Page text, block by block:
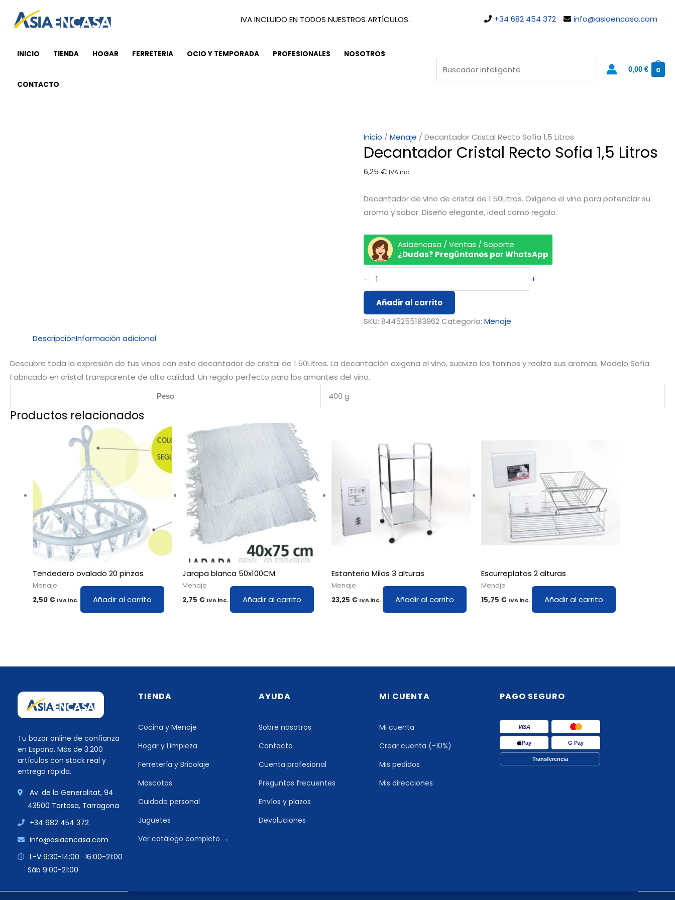
IVA INCLUIDO EN TODOS NUESTROS ARTÍCULOS. +34 682 454 372 info@asiaencasa.com
INICIO TIENDA HOGAR FERRETERIA OCIO Y TEMPORADA PROFESIONALES NOSOTROS
CONTACTO
0,00 € 0
Inicio /Menaje / Decantador Cristal Recto Sofia 1,5 Litros
Decantador Cristal Recto Sofia 1,5 Litros
6,25€ IVA inc.
Decantador de vino de cristal de 1.50Litros. Oxigena el vino para potenciar su
aroma y sabor. Diseño elegante, ideal como regalo.
Asiaencasa / Ventas / Soporte
¿Dudas? Pregúntanos por WhatsApp
-
Decantador
Cristal
Sofia
Litros
cantidad
+
Añadir al carrito
SKU:8445255183962Categoría:Menaje
DescripciónInformación adicional
Descubre toda la expresión de tus vinos con este decantador de cristal de 1.50Litros. La decantación oxigena el vino, suaviza los taninos y realza sus aromas. Modelo Sofia.
Fabricado en cristal transparente de alta calidad. Un regalo perfecto para los amantes del vino.
Peso 400 g
Productos relacionados
Tendedero ovalado 20 pinzas
Menaje
2,50 € IVA inc. Añadir al carrito
Jarapa blanca 50x100CM
Menaje
2,75 € IVA inc. Añadir al carrito
Estanteria Milos 3 alturas
Menaje
23,25 € IVA inc. Añadir al carrito
Escurreplatos 2 alturas
Menaje
15,75 € IVA inc. Añadir al carrito
Tu bazar online de confianza
en España. Más de 3.200
artículos con stock real y
entrega rápida.
Av. de la Generalitat, 94
43500 Tortosa, Tarragona
+34 682 454 372
info@asiaencasa.com
L-V 9:30-14:00 · 16:00-21:00
Sáb 9:00-21:00
TIENDA
Cocina y Menaje
Hogar y Limpieza
Ferretería y Bricolaje
Mascotas
Cuidado personal
Juguetes
Ver catálogo completo →
AYUDA
Sobre nosotros
Contacto
Cuenta profesional
Preguntas frecuentes
Envíos y plazos
Devoluciones
MI CUENTA
Mi cuenta
Crear cuenta (-10%)
Mis pedidos
Mis direcciones
PAGO SEGURO
VISA
Pay G Pay
Transferencia